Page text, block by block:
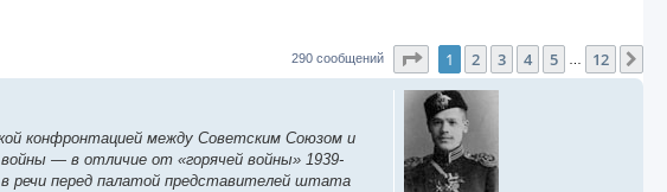
290 сообщений Страница1 из 12
1 2 3 4 5 12
конфронтацией между Советским Союзом и
— в отличие от «горячей войны» 1939-
речи перед палатой представителей штата